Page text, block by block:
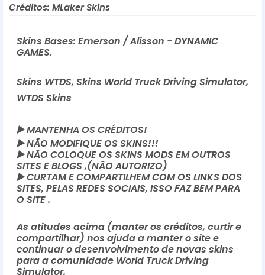
Créditos: MLaker Skins
Skins Bases: Emerson / Alisson - DYNAMIC
GAMES.
Skins WTDS, Skins World Truck Driving Simulator,
WTDS Skins
▶️ MANTENHA OS CRÉDITOS!
▶️ NÃO MODIFIQUE OS SKINS!!!
▶️ NÃO COLOQUE OS SKINS MODS EM OUTROS
SITES E BLOGS ,(NÃO AUTORIZO)
▶️ CURTAM E COMPARTILHEM COM OS LINKS DOS
SITES, PELAS REDES SOCIAIS, ISSO FAZ BEM PARA
O SITE .
As atitudes acima (manter os créditos, curtir e
compartilhar) nos ajuda a manter o site e
continuar o desenvolvimento de novas skins
para a comunidade World Truck Driving
Simulator.